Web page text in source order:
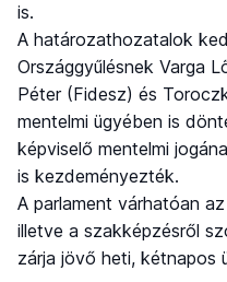
is.
A határozathozatalok
Országgyűlésnek Varga
Péter (Fidesz) és
mentelmi ügyében is
képviselő mentelmi
is kezdeményezték.
A parlament várhatóan
illetve a szakképzésről
zárja jövő heti, kétnapos